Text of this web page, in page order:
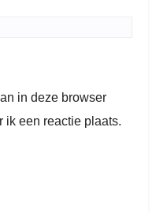
in deze browser
ik een reactie plaats.